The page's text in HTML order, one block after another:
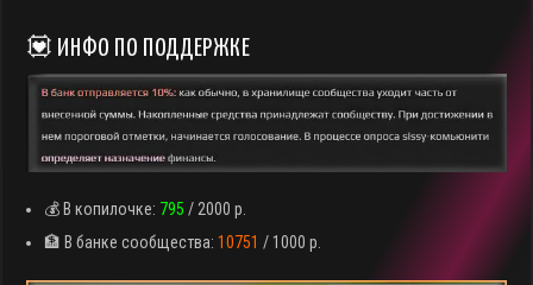
💟 ИНФО ПО ПОДДЕРЖКЕ
💰 В копилочке: 795/ 2000 р.
🏦 В банке сообщества:10751/ 1000 р.